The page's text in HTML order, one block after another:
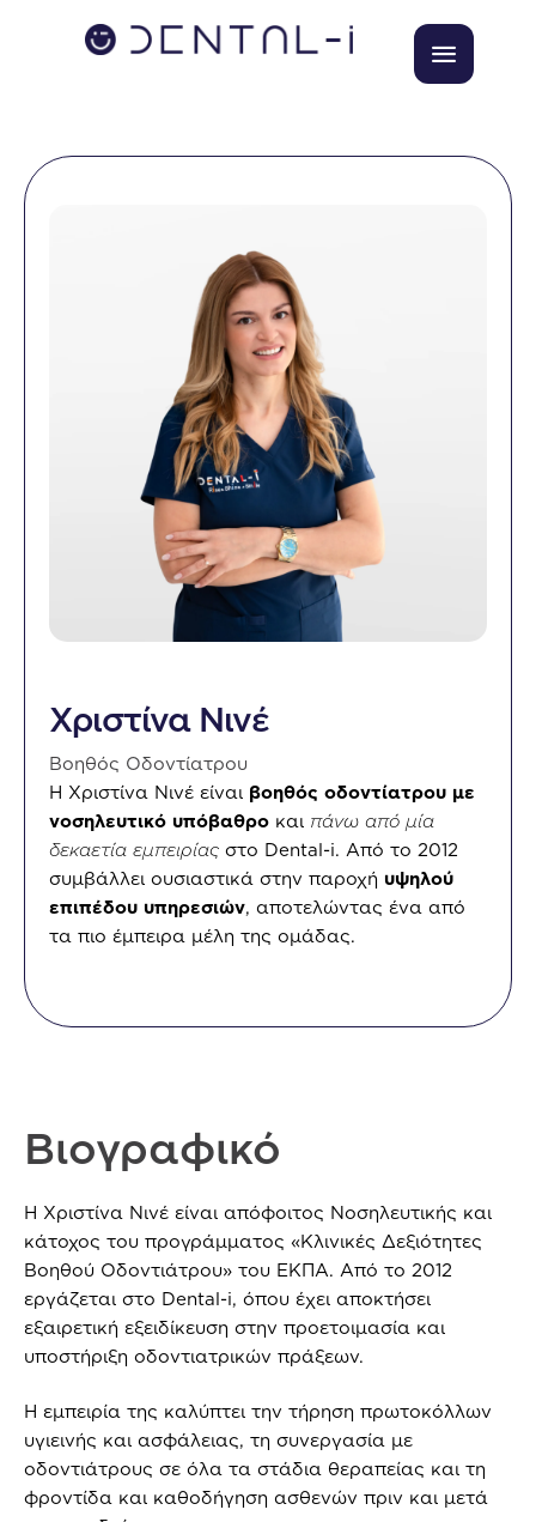
Χριστίνα Νινέ
Βοηθός Οδοντίατρου
Η Χριστίνα Νινέ είναι βοηθός οδοντίατρου με
νοσηλευτικό υπόβαθρο και πάνω από μία
δεκαετία εμπειρίας στο Dental-i. Από το 2012
συμβάλλει ουσιαστικά στην παροχή υψηλού
επιπέδου υπηρεσιών, αποτελώντας ένα από
τα πιο έμπειρα μέλη της ομάδας.
Βιογραφικό
Η Χριστίνα Νινέ είναι απόφοιτος Νοσηλευτικής και
κάτοχος του προγράμματος «Κλινικές Δεξιότητες
Βοηθού Οδοντιάτρου» του ΕΚΠΑ. Από το 2012
εργάζεται στο Dental-i, όπου έχει αποκτήσει
εξαιρετική εξειδίκευση στην προετοιμασία και
υποστήριξη οδοντιατρικών πράξεων.
Η εμπειρία της καλύπτει την τήρηση πρωτοκόλλων
υγιεινής και ασφάλειας, τη συνεργασία με
οδοντιάτρους σε όλα τα στάδια θεραπείας και τη
φροντίδα και καθοδήγηση ασθενών πριν και μετά